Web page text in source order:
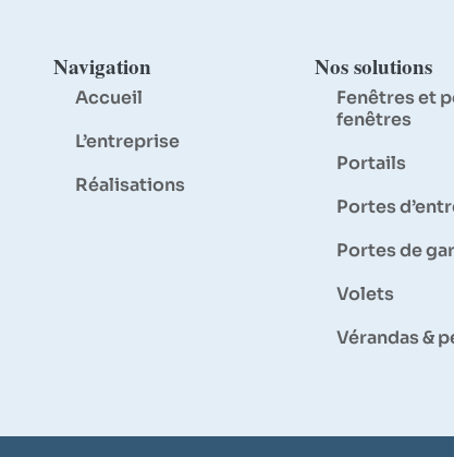
Navigation
Accueil
L’entreprise
Réalisations
Nos solutions
Fenêtres et
fenêtres
Portails
Portes
Portes de
Volets
Vérandas &